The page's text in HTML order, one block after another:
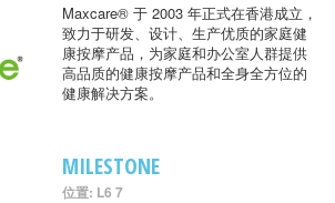
Maxcare® 于 2003 年正式在香港成立，
致力于研发、设计、生产优质的家庭健
康按摩产品，为家庭和办公室人群提供
高品质的健康按摩产品和全身全方位的
健康解决方案。
MILESTONE
位置: L6 7